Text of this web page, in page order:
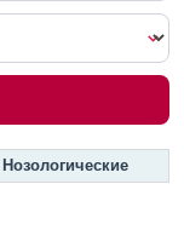
Нозологические